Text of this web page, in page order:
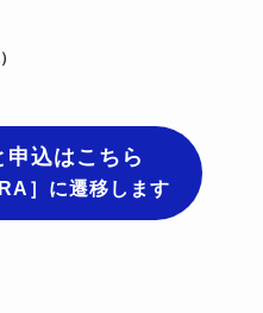
申込はこちら
］に遷移します